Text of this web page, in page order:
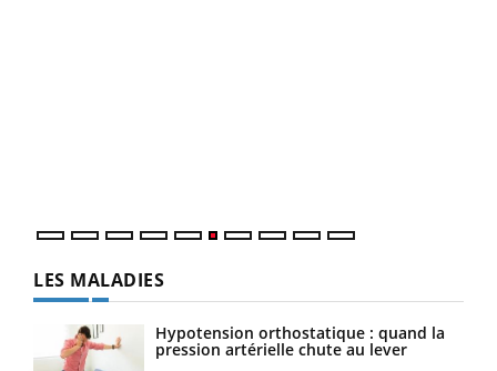
LES MALADIES
Hypotension orthostatique : quand la
pression artérielle chute au lever